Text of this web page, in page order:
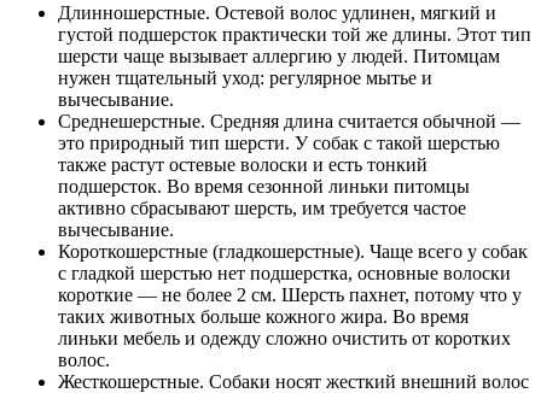
Длинношерстные. Остевой волос удлинен, мягкий и
густой подшерсток практически той же длины. Этот тип
шерсти чаще вызывает аллергию у людей. Питомцам
нужен тщательный уход: регулярное мытье и
вычесывание.
Среднешерстные. Средняя длина считается обычной —
это природный тип шерсти. У собак с такой шерстью
также растут остевые волоски и есть тонкий
подшерсток. Во время сезонной линьки питомцы
активно сбрасывают шерсть, им требуется частое
вычесывание.
Короткошерстные (гладкошерстные). Чаще всего у собак
с гладкой шерстью нет подшерстка, основные волоски
короткие — не более 2 см. Шерсть пахнет, потому что у
таких животных больше кожного жира. Во время
линьки мебель и одежду сложно очистить от коротких
волос.
Жесткошерстные. Собаки носят жесткий внешний волос